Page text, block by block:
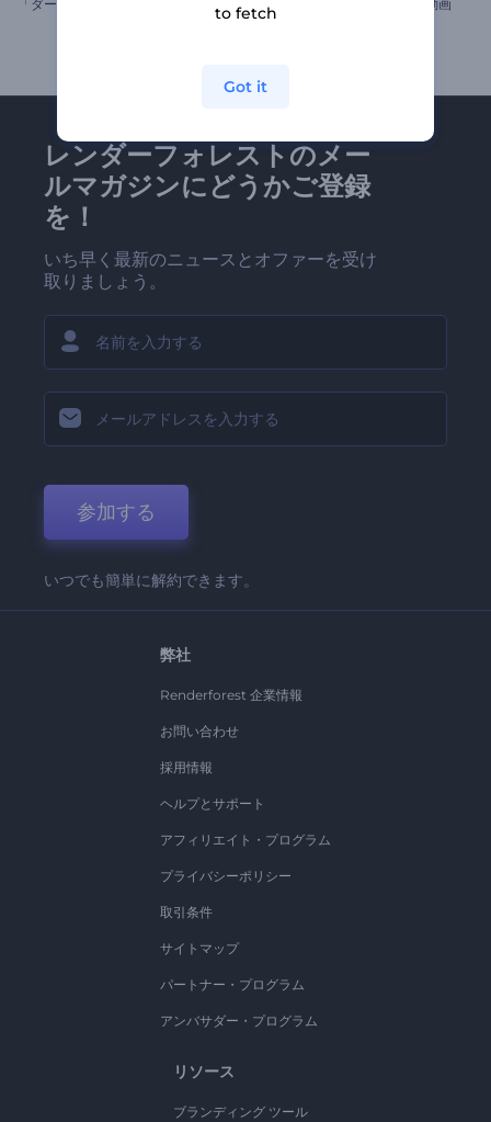
「ダークパワー」ロゴ動画 クイックのポップアップロゴ動画
レンダーフォレストのメー
ルマガジンにどうかご登録
を！
いち早く最新のニュースとオファーを受け
取りましょう。
参加する
いつでも簡単に解約できます。
弊社
Renderforest 企業情報
お問い合わせ
採用情報
ヘルプとサポート
アフィリエイト・プログラム
プライバシーポリシー
取引条件
サイトマップ
パートナー・プログラム
アンバサダー・プログラム
リソース
ブランディング ツール
to fetch
Got it